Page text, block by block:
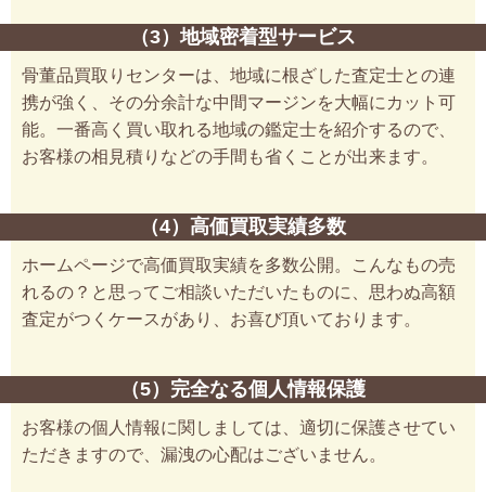
（3）地域密着型サービス
骨董品買取りセンターは、地域に根ざした査定士との連
携が強く、その分余計な中間マージンを大幅にカット可
能。一番高く買い取れる地域の鑑定士を紹介するので、
お客様の相見積りなどの手間も省くことが出来ます。
（4）高価買取実績多数
ホームページで高価買取実績を多数公開。こんなもの売
れるの？と思ってご相談いただいたものに、思わぬ高額
査定がつくケースがあり、お喜び頂いております。
（5）完全なる個人情報保護
お客様の個人情報に関しましては、適切に保護させてい
ただきますので、漏洩の心配はございません。